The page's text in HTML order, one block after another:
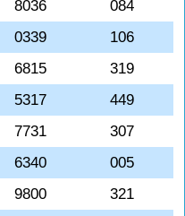
8036
084
0339
106
6815
319
5317
449
7731
307
6340
005
9800
321